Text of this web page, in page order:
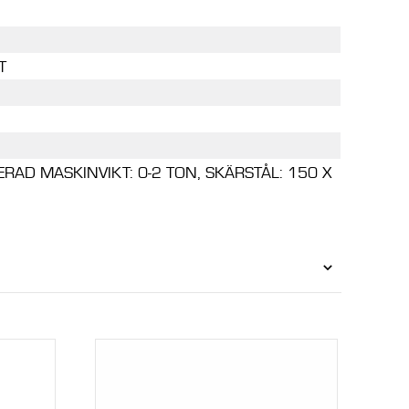
MASKINVIKT: 0-2 TON, SKÄRSTÅL: 150 X